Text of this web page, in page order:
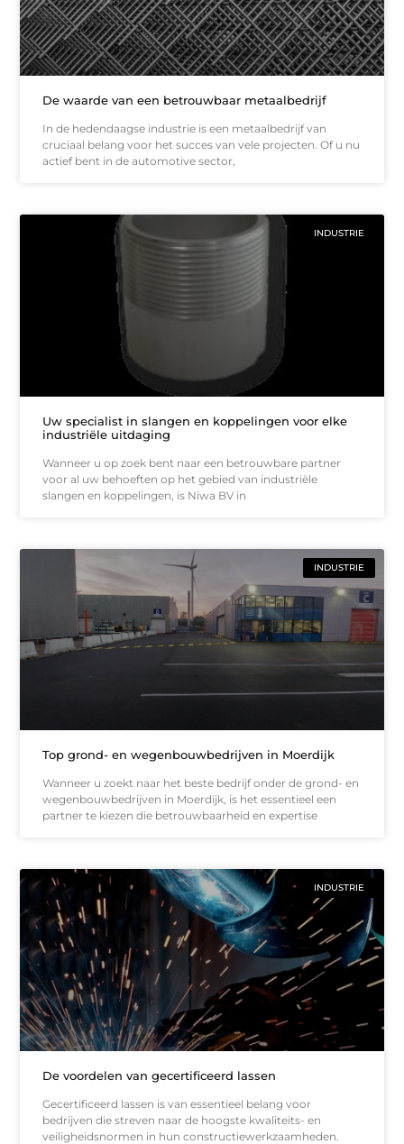
De waarde van een betrouwbaar metaalbedrijf
In de hedendaagse industrie is een metaalbedrijf van
cruciaal belang voor het succes van vele projecten. Of u nu
actief bent in de automotive sector,
INDUSTRIE
Uw specialist in slangen en koppelingen voor elke
industriële uitdaging
Wanneer u op zoek bent naar een betrouwbare partner
voor al uw behoeften op het gebied van industriële
slangen en koppelingen, is Niwa BV in
INDUSTRIE
Top grond- en wegenbouwbedrijven in Moerdijk
Wanneer u zoekt naar het beste bedrijf onder de grond- en
wegenbouwbedrijven in Moerdijk, is het essentieel een
partner te kiezen die betrouwbaarheid en expertise
INDUSTRIE
De voordelen van gecertificeerd lassen
Gecertificeerd lassen is van essentieel belang voor
bedrijven die streven naar de hoogste kwaliteits- en
veiligheidsnormen in hun constructiewerkzaamheden.